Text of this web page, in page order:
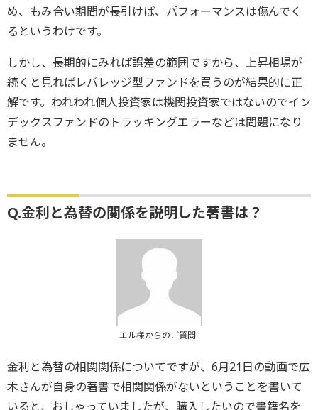
め、もみ合い期間が長引けば、パフォーマンスは傷んでく
るというわけです。
しかし、長期的にみれば誤差の範囲ですから、上昇相場が
続くと見ればレバレッジ型ファンドを買うのが結果的に正
解です。われわれ個人投資家は機関投資家ではないのでイン
デックスファンドのトラッキングエラーなどは問題になり
ません。
Q.金利と為替の関係を説明した著書は？
エル様からのご質問
金利と為替の相関関係についてですが、6月21日の動画で広
木さんが自身の著書で相関関係がないということを書いて
いると、おしゃっていましたが、購入したいので書籍名を